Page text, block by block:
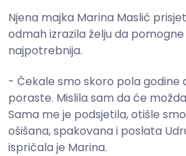
Njena majka Marina Maslić
odmah izrazila želju da
najpotrebnija.
- Čekale smo skoro pola godine
poraste. Mislila sam da će
Sama me je podsjetila, otišle
ošišana, spakovana i poslata
ispričala je Marina.